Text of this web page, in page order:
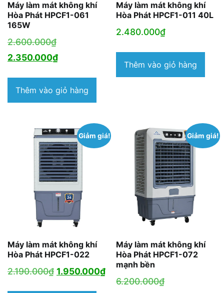
Máy làm mát không khí
Hòa Phát HPCF1-061
165W
2.600.000₫Giá
gốc
2.600.000₫.
2.350.000₫Giá
tại
là:
Thêm vào giỏ hàng
Máy làm mát không khí
Hòa Phát HPCF1-011 40L
2.480.000₫
Thêm vào giỏ hàng
Giảm giá!
Máy làm mát không khí
Hòa Phát HPCF1-022
2.190.000₫ Giá
1.950.000₫Giá
hiện
Giảm giá!
Máy làm mát không khí
Hòa Phát HPCF1-072
mạnh bền
6.200.000₫Giá